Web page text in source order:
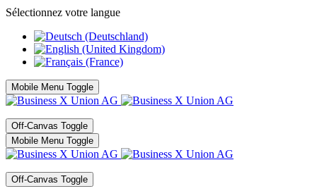
Sélectionnez votre langue
Mobile Menu Toggle
Off-Canvas Toggle
Mobile Menu Toggle
Off-Canvas Toggle